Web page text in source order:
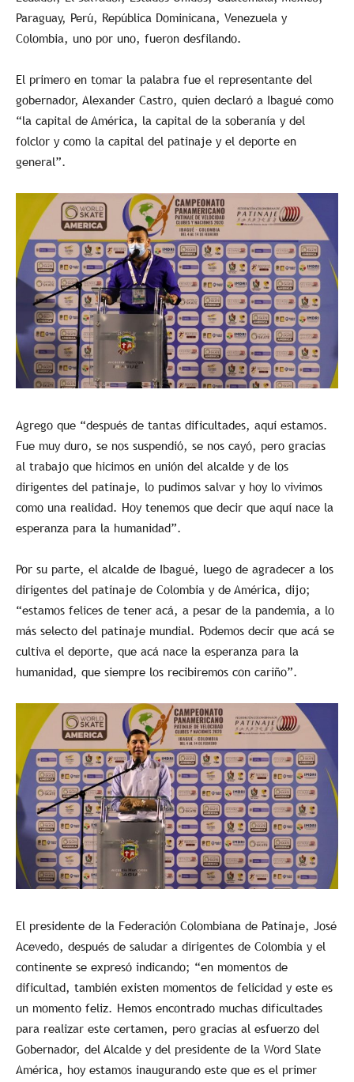
Paraguay, Perú, República Dominicana, Venezuela y
Colombia, uno por uno, fueron desfilando.
El primero en tomar la palabra fue el representante del
gobernador, Alexander Castro, quien declaró a Ibagué como
“la capital de América, la capital de la soberanía y del
folclor y como la capital del patinaje y el deporte en
general”.
Agrego que “después de tantas dificultades, aquí estamos.
Fue muy duro, se nos suspendió, se nos cayó, pero gracias
al trabajo que hicimos en unión del alcalde y de los
dirigentes del patinaje, lo pudimos salvar y hoy lo vivimos
como una realidad. Hoy tenemos que decir que aquí nace la
esperanza para la humanidad”.
Por su parte, el alcalde de Ibagué, luego de agradecer a los
dirigentes del patinaje de Colombia y de América, dijo;
“estamos felices de tener acá, a pesar de la pandemia, a lo
más selecto del patinaje mundial. Podemos decir que acá se
cultiva el deporte, que acá nace la esperanza para la
humanidad, que siempre los recibiremos con cariño”.
El presidente de la Federación Colombiana de Patinaje, José
Acevedo, después de saludar a dirigentes de Colombia y el
continente se expresó indicando; “en momentos de
dificultad, también existen momentos de felicidad y este es
un momento feliz. Hemos encontrado muchas dificultades
para realizar este certamen, pero gracias al esfuerzo del
Gobernador, del Alcalde y del presidente de la Word Slate
América, hoy estamos inaugurando este que es el primer